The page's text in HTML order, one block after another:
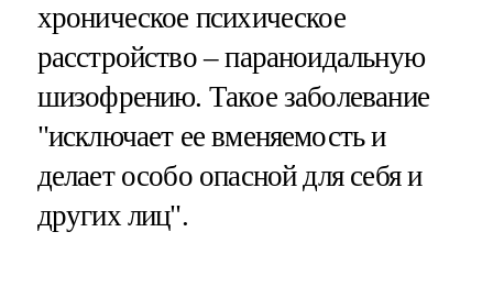
хроническое психическое
расстройство – параноидальную
шизофрению. Такое заболевание
"исключает ее вменяемость и
делает особо опасной для себя и
других лиц".